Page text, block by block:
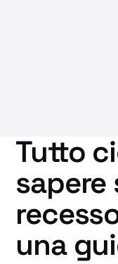
Tutto
sapere
una